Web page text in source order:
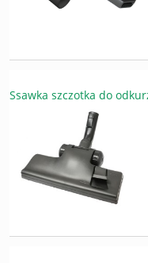
Ssawka szczotka do